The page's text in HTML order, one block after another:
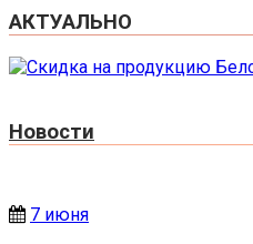
АКТУАЛЬНО
Новости
7 июня